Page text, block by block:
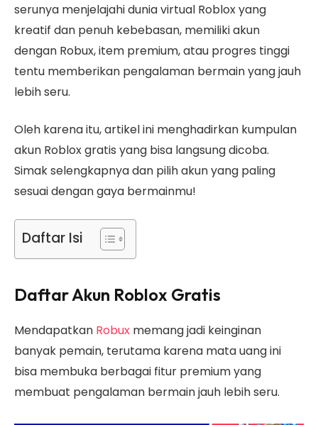
serunya menjelajahi dunia virtual Roblox yang
kreatif dan penuh kebebasan, memiliki akun
dengan Robux, item premium, atau progres tinggi
tentu memberikan pengalaman bermain yang jauh
lebih seru.
Oleh karena itu, artikel ini menghadirkan kumpulan
akun Roblox gratis yang bisa langsung dicoba.
Simak selengkapnya dan pilih akun yang paling
sesuai dengan gaya bermainmu!
Daftar Isi
Daftar Akun Roblox Gratis
Mendapatkan Robux memang jadi keinginan
banyak pemain, terutama karena mata uang ini
bisa membuka berbagai fitur premium yang
membuat pengalaman bermain jauh lebih seru.